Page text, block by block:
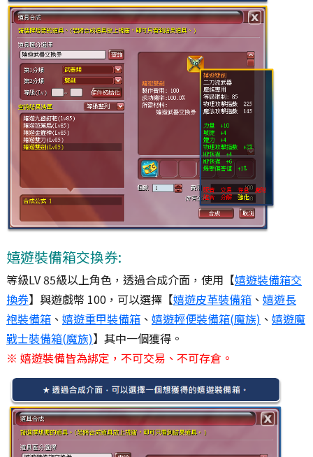
嬉遊裝備箱交換券:
等級LV 85級以上角色，透過合成介面，使用【嬉遊裝備箱交
換券】與遊戲幣 100，可以選擇【嬉遊皮革裝備箱、 嬉遊長
袍裝備箱、 嬉遊重甲裝備箱、 嬉遊輕便裝備箱(魔族) 、 嬉遊魔
戰士裝備箱(魔族)】其中一個獲得。
※ 嬉遊裝備皆為綁定，不可交易、不可存倉。